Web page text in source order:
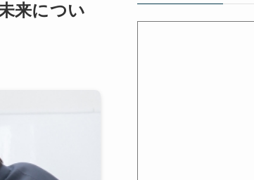
来につい